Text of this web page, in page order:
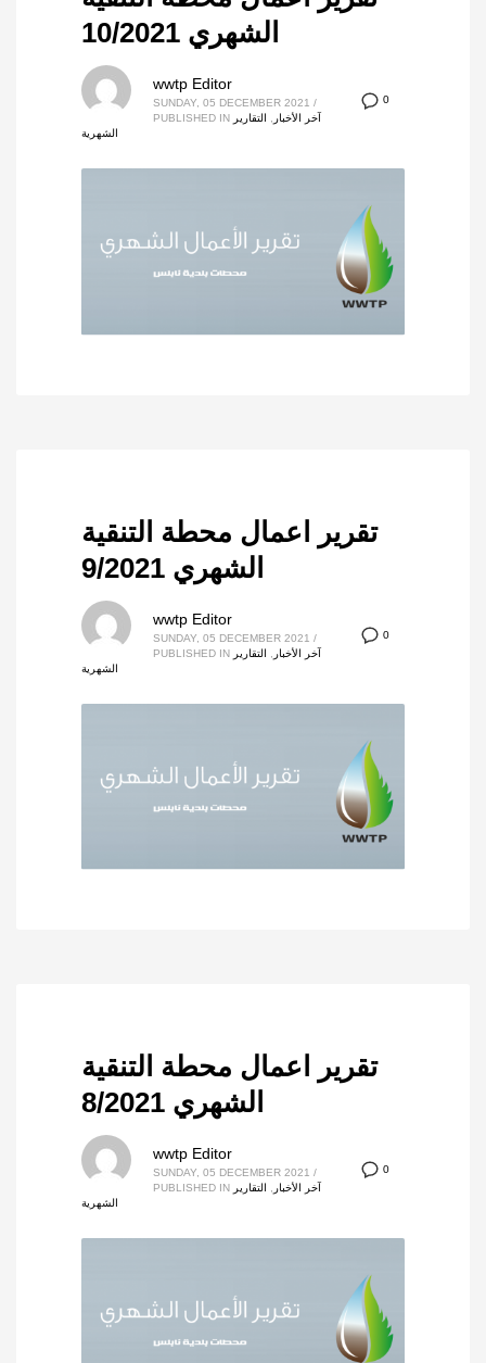
الشهري 10/2021
0
wwtp Editor
SUNDAY, 05 DECEMBER 2021 /
PUBLISHED IN
آخر الأخبار , التقارير
الشهرية
تقرير اعمال محطة التنقية
الشهري 9/2021
0
wwtp Editor
SUNDAY, 05 DECEMBER 2021 /
PUBLISHED IN
آخر الأخبار
التقارير
الشهرية
تقرير اعمال محطة التنقية
الشهري 8/2021
0
wwtp Editor
SUNDAY, 05 DECEMBER 2021 /
PUBLISHED IN
آخر الأخبار
التقارير
الشهرية